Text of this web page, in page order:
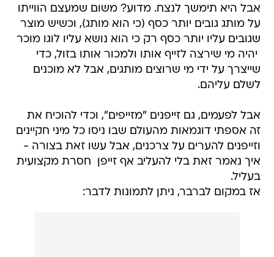
אבל היא תימשך לנצח. מדוע? משום שמעצם הווייתו
על מותג גובים יותר כסף (כי הוא מותג), וכשיש מוצר
שגובים עליו יותר כסף רק כי הוא נושא עליו לוגו מוכר
 יהיה מי שירצה לזייף אותו ולמכור אותו בזול, כדי
שייצרך על ידי מי שרוצים מותגים, אבל לא מוכנים
לשלם עליהם.
אבל לפעמים, גם זייפנים "מזייפים", וכדי להוכיח את
זה אספתי דוגמאות מהעולם שבו ניסו כל מיני חקיינים
וזייפנים להערים על צרכנים, אבל עשו זאת בצורה -
איך נאמר זאת בלי להעליב אף זייפן  חסרת מקצועית
בעליל.
אז במקום לברבר, ניתן לתמונות לדבר: